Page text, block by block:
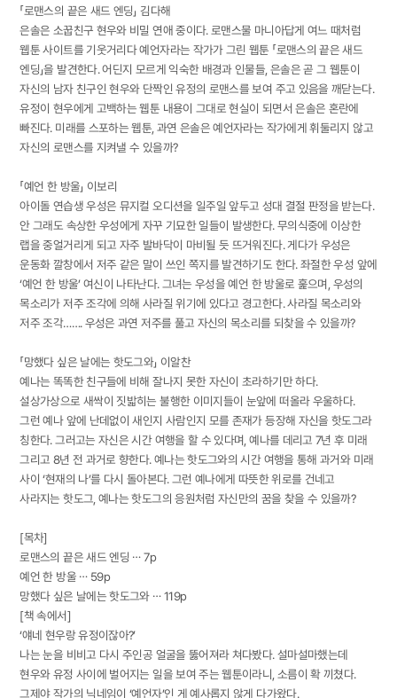
「로맨스의 끝은 새드 엔딩」 김다해
은솔은 소꿉친구 현우와 비밀 연애 중이다. 로맨스물 마니아답게 여느 때처럼
웹툰 사이트를 기웃거리다 예언자라는 작가가 그린 웹툰 「로맨스의 끝은 새드
엔딩」을 발견한다. 어딘지 모르게 익숙한 배경과 인물들, 은솔은 곧 그 웹툰이
자신의 남자 친구인 현우와 단짝인 유정의 로맨스를 보여 주고 있음을 깨닫는다.
유정이 현우에게 고백하는 웹툰 내용이 그대로 현실이 되면서 은솔은 혼란에
빠진다. 미래를 스포하는 웹툰, 과연 은솔은 예언자라는 작가에게 휘둘리지 않고
자신의 로맨스를 지켜낼 수 있을까?
「예언 한 방울」 이보리
아이돌 연습생 우성은 뮤지컬 오디션을 일주일 앞두고 성대 결절 판정을 받는다.
안 그래도 속상한 우성에게 자꾸 기묘한 일들이 발생한다. 무의식중에 이상한
랩을 중얼거리게 되고 자주 발바닥이 마비될 듯 뜨거워진다. 게다가 우성은
운동화 깔창에서 저주 같은 말이 쓰인 쪽지를 발견하기도 한다. 좌절한 우성 앞에
‘예언 한 방울’ 여신이 나타난다. 그녀는 우성을 예언 한 방울로 훑으며, 우성의
목소리가 저주 조각에 의해 사라질 위기에 있다고 경고한다. 사라질 목소리와
저주 조각……. 우성은 과연 저주를 풀고 자신의 목소리를 되찾을 수 있을까?
「망했다 싶은 날에는 핫도그와」 이알찬
예나는 똑똑한 친구들에 비해 잘나지 못한 자신이 초라하기만 하다.
설상가상으로 새싹이 짓밟히는 불행한 이미지들이 눈앞에 떠올라 우울하다.
그런 예나 앞에 난데없이 새인지 사람인지 모를 존재가 등장해 자신을 핫도그라
칭한다. 그러고는 자신은 시간 여행을 할 수 있다며, 예나를 데리고 7년 후 미래
그리고 8년 전 과거로 향한다. 예나는 핫도그와의 시간 여행을 통해 과거와 미래
사이 ‘현재의 나’를 다시 돌아본다. 그런 예나에게 따뜻한 위로를 건네고
사라지는 핫도그, 예나는 핫도그의 응원처럼 자신만의 꿈을 찾을 수 있을까?
[목차]
로맨스의 끝은 새드 엔딩 ⋯ 7p
예언 한 방울 ⋯ 59p
망했다 싶은 날에는 핫도그와 ⋯ 119p
[책 속에서]
‘얘네 현우랑 유정이잖아?’
나는 눈을 비비고 다시 주인공 얼굴을 뚫어져라 쳐다봤다. 설마설마했는데
현우와 유정 사이에 벌어지는 일을 보여 주는 웹툰이라니, 소름이 확 끼쳤다.
그제야 작가의 닉네임이 ‘예언자’인 게 예사롭지 않게 다가왔다.